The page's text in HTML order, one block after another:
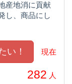
産地消に貢献
し、商品にし
現在
282 人